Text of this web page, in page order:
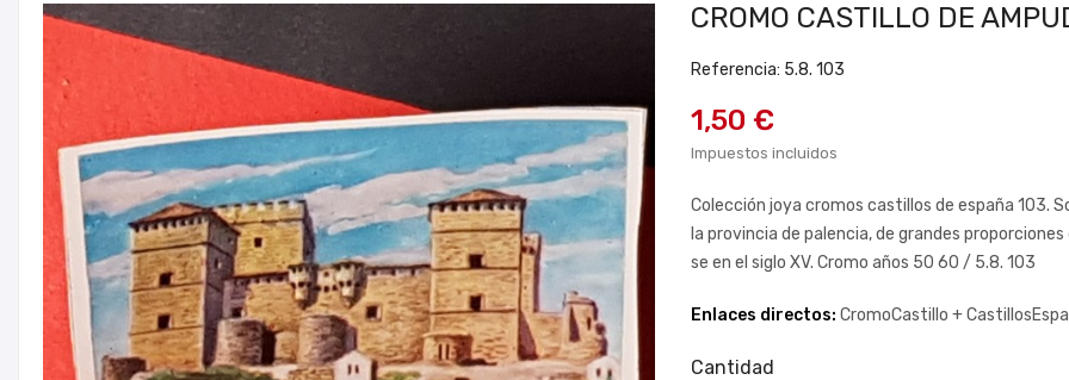
CROMO CASTILLO DE
Referencia: 5.8. 103
1,50 €
Impuestos incluidos
Colección joya cromos castillos de españa 103.
la provincia de palencia, de grandes
se en el siglo XV. Cromo años 50 60 / 5.8. 103
Enlaces directos: CromoCastillo +
Cantidad